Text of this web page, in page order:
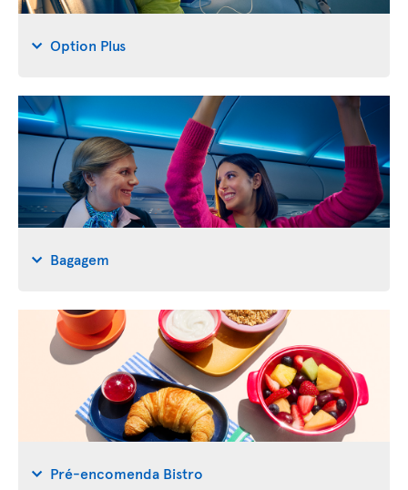
Option Plus
Bagagem
Pré-encomenda Bistro